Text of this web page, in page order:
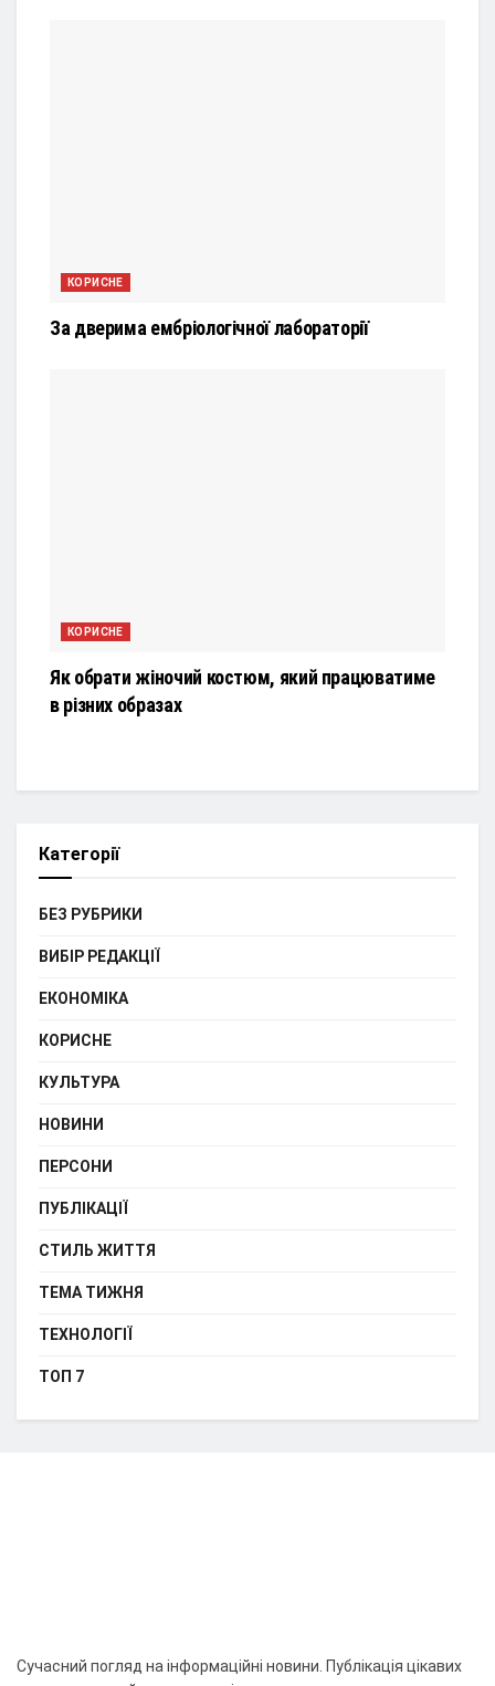
КОРИСНЕ
За дверима ембріологічної лабораторії
КОРИСНЕ
Як обрати жіночий костюм, який працюватиме
в різних образах
Категорії
БЕЗ РУБРИКИ
ВИБІР РЕДАКЦІЇ
ЕКОНОМІКА
КОРИСНЕ
КУЛЬТУРА
НОВИНИ
ПЕРСОНИ
ПУБЛІКАЦІЇ
СТИЛЬ ЖИТТЯ
ТЕМА ТИЖНЯ
ТЕХНОЛОГІЇ
ТОП 7
Сучасний погляд на інформаційні новини. Публікація цікавих